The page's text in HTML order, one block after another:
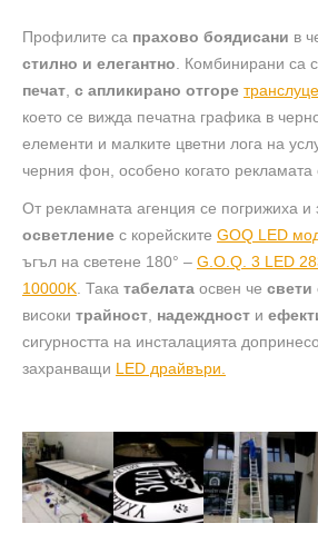
Профилите са прахово боядисани в
стилно и елегантно . Комбинирани са с
печат с апликирано отгоре
което се вижда печатна графика в
елементи и малките цветни лога на
черния фон, особено когато рекламата
От рекламната агенция се погрижиха и
осветление с корейските GOQ LED
ъгъл на светене 180° – G.O.Q. 3 LED
10000K . Така табелата освен че свети
високи трайност надеждност и
сигурността на инсталацията
захранващи LED драйвъри.